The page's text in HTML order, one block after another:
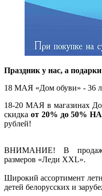
Праздник у нас, а
18 МАЯ «Дом обуви» - 36
18-20 МАЯ в магазинах
скидка от 20% до 50%
рублей!
ВНИМАНИЕ! В
размеров «Леди XXL».
Широкий ассортимент
детей белорусских и